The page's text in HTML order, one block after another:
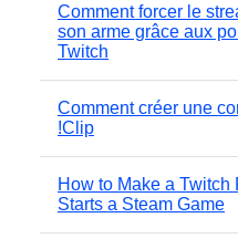
Comment forcer le
son arme grâce aux
Twitch
Comment créer une
!Clip
How to Make a Twitch
Starts a Steam Game